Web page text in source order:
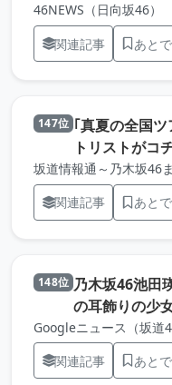
46NEWS（日向坂46）
関連記事
あと
147位 ｢真夏の全国
トリストがコ
坂道情報通～乃木坂46
関連記事
あと
148位 乃木坂46池田
の耳飾りの少
Googleニュース（坂道
関連記事
あと